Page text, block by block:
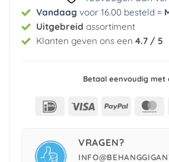
Vandaag voor 16.00 besteld =
Uitgebreid assortiment
Klanten geven ons een 4.7 / 5
Betaal eenvoudig met
IDeal Visa PayPal
VRAGEN?